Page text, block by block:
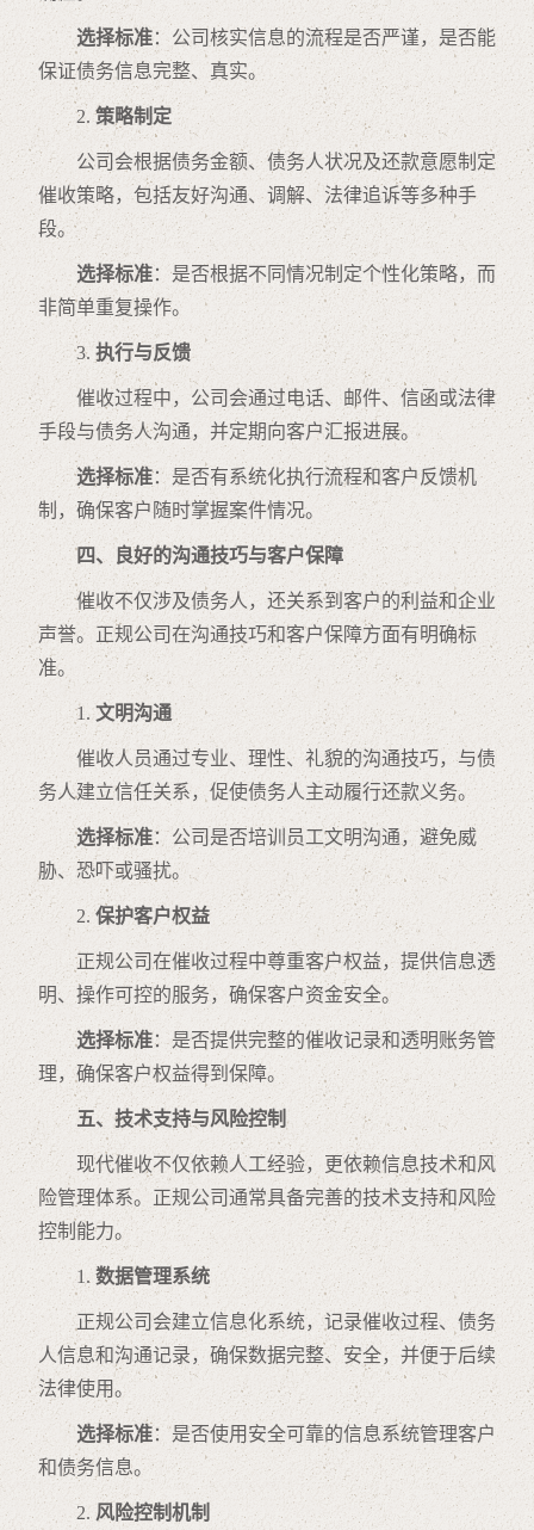
选择标准：公司核实信息的流程是否严谨，是否能
保证债务信息完整、真实。
2.策略制定
公司会根据债务金额、债务人状况及还款意愿制定
催收策略，包括友好沟通、调解、法律追诉等多种手
段。
选择标准：是否根据不同情况制定个性化策略，而
非简单重复操作。
3. 执行与反馈
催收过程中，公司会通过电话、邮件、信函或法律
手段与债务人沟通，并定期向客户汇报进展。
选择标准：是否有系统化执行流程和客户反馈机
制，确保客户随时掌握案件情况。
四、良好的沟通技巧与客户保障
催收不仅涉及债务人，还关系到客户的利益和企业
声誉。正规公司在沟通技巧和客户保障方面有明确标
准。
1.文明沟通
催收人员通过专业、理性、礼貌的沟通技巧，与债
务人建立信任关系，促使债务人主动履行还款义务。
选择标准：公司是否培训员工文明沟通，避免威
胁、恐吓或骚扰。
2.保护客户权益
正规公司在催收过程中尊重客户权益，提供信息透
明、操作可控的服务，确保客户资金安全。
选择标准：是否提供完整的催收记录和透明账务管
理，确保客户权益得到保障。
五、技术支持与风险控制
现代催收不仅依赖人工经验，更依赖信息技术和风
险管理体系。正规公司通常具备完善的技术支持和风险
控制能力。
1.数据管理系统
正规公司会建立信息化系统，记录催收过程、债务
人信息和沟通记录，确保数据完整、安全，并便于后续
法律使用。
选择标准：是否使用安全可靠的信息系统管理客户
和债务信息。
2. 风险控制机制